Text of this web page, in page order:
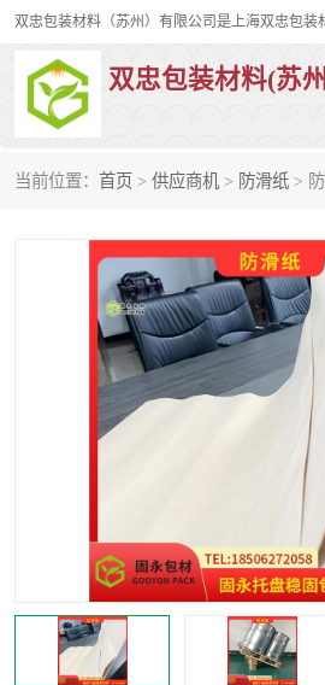
双忠包装材料(苏
当前位置： 首页 > 供应商机 > 防滑纸 >
裹包网兜 纤
充
缠